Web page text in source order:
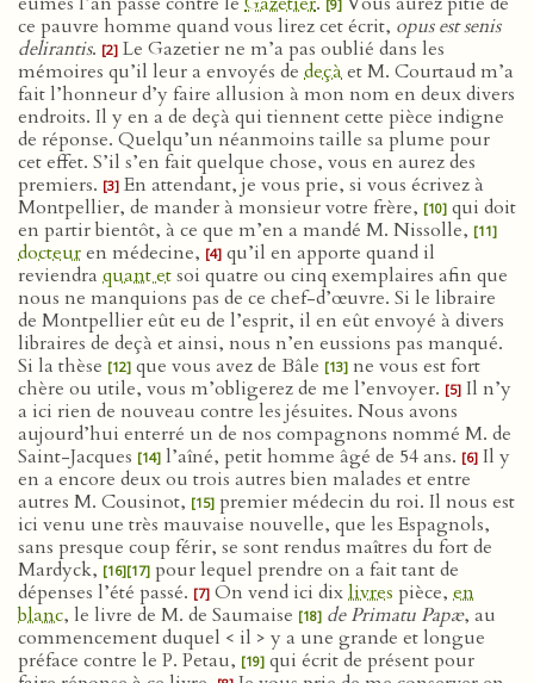
[9]
ce pauvre homme quand vous lirez cet écrit, opus est senis
delirantis. [2] Le Gazetier ne m’a pas oublié dans les
mémoires qu’il leur a envoyés de deçàet M. Courtaud m’a
fait l’honneur d’y faire allusion à mon nom en deux divers
endroits. Il y en a de deçà qui tiennent cette pièce indigne
de réponse. Quelqu’un néanmoins taille sa plume pour
cet effet. S’il s’en fait quelque chose, vous en aurez des
premiers. [3] En attendant, je vous prie, si vous écrivez à
Montpellier, de mander à monsieur votre frère, [10] qui doit
en partir bientôt, à ce que m’en a mandé M. Nissolle, [11]
docteuren médecine, [4] qu’il en apporte quand il
reviendra quant etsoi quatre ou cinq exemplaires afin que
nous ne manquions pas de ce chef-d’œuvre. Si le libraire
de Montpellier eût eu de l’esprit, il en eût envoyé à divers
libraires de deçà et ainsi, nous n’en eussions pas manqué.
Si la thèse [12] que vous avez de Bâle [13] ne vous est fort
chère ou utile, vous m’obligerez de me l’envoyer. [5] Il n’y
a ici rien de nouveau contre les jésuites. Nous avons
aujourd’hui enterré un de nos compagnons nommé M. de
Saint-Jacques [14] l’aîné, petit homme âgé de 54 ans. [6] Il y
en a encore deux ou trois autres bien malades et entre
autres M. Cousinot, [15] premier médecin du roi. Il nous est
ici venu une très mauvaise nouvelle, que les Espagnols,
sans presque coup férir, se sont rendus maîtres du fort de
Mardyck, [16][17] pour lequel prendre on a fait tant de
dépenses l’été passé. [7] On vend ici dixlivres pièce, en
blanc, le livre de M. de Saumaise [18] de Primatu Papæ, au
commencement duquel < il > y a une grande et longue
préface contre le P. Petau, [19] qui écrit de présent pour